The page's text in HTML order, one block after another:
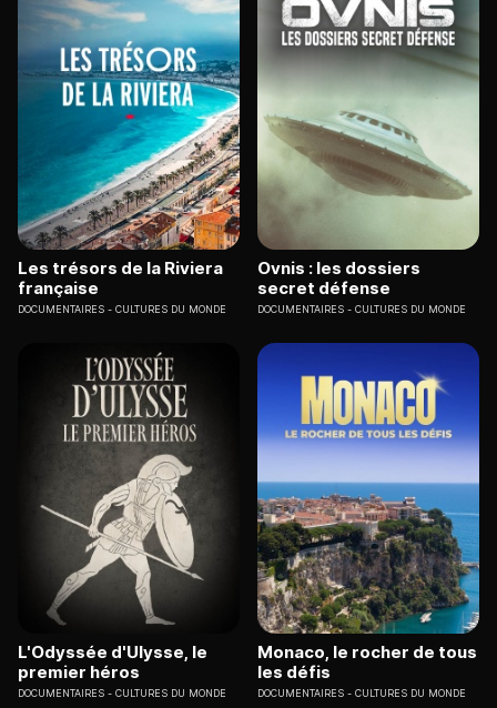
Les trésors de la Riviera
française
DOCUMENTAIRES CULTURES DU MONDE
Ovnis : les dossiers
secret défense
DOCUMENTAIRES CULTURES DU MONDE
L'Odyssée d'Ulysse, le
premier héros
DOCUMENTAIRES CULTURES DU MONDE
Monaco, le rocher de tous
les défis
DOCUMENTAIRES CULTURES DU MONDE